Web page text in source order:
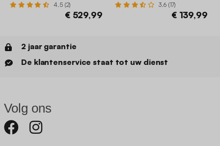
4.5 (2)
€ 529,99
3.6 (17)
€ 139,99
2 jaar garantie
De klantenservice staat tot uw dienst
Volg ons